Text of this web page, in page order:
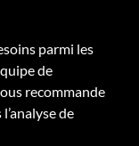
parmi les
de
recommande
de